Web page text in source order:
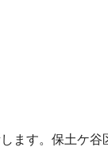
ます。保土ケ